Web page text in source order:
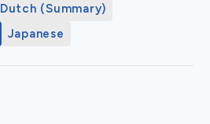
Dutch (Summary)
Japanese